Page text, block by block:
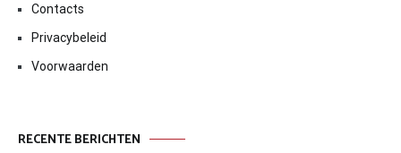
Contacts
Privacybeleid
Voorwaarden
RECENTE BERICHTEN